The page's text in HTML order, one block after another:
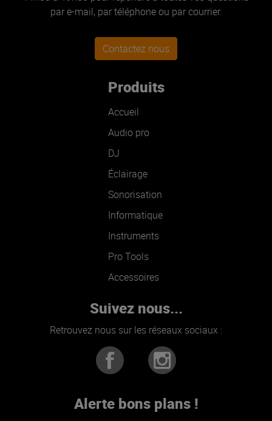
par e-mail, par téléphone ou par courrier.
Contactez nous
Produits
Accueil
Audio pro
DJ
Éclairage
Sonorisation
Informatique
Instruments
Pro Tools
Accessoires
Suivez nous...
Retrouvez nous sur les réseaux sociaux :
Alerte bons plans !